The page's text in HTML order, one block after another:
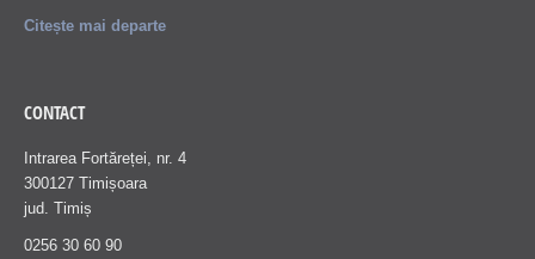
Citește mai departe
CONTACT
Intrarea Fortăreței, nr. 4
300127 Timișoara
jud. Timiș
0256 30 60 90